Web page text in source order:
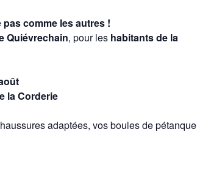
comme les autres !
Quiévrechain, pour les habitants de la
la Corderie
adaptées, vos boules de pétanque